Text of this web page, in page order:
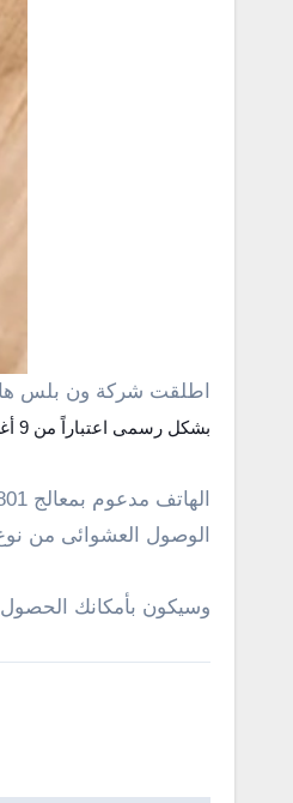
اطلقت شركة ون بلس
بشكل رسمى اعتباراً من 9 أغسطس من الشهر الجارى .
الهاتف مدعوم بمعالج Snapdragon™ 801 رباعى النواة بسرعة
الوصول العشوائى من
وسيكون بأمكانك